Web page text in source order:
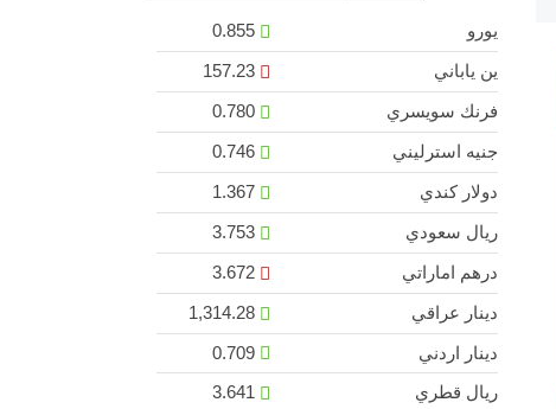
يورو
ين ياباني
فرنك سويسري
جنيه استرليني
دولار كندي
ريال سعودي
درهم اماراتي
دينار عراقي
دينار اردني
ريال قطري